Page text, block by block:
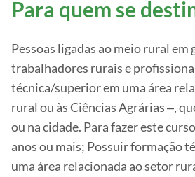
Para quem se
Pessoas ligadas ao meio rural
trabalhadores rurais e
técnica/superior em uma área
rural ou às Ciências Agrárias ‒,
ou na cidade. Para fazer este
anos ou mais; Possuir formação
uma área relacionada ao setor